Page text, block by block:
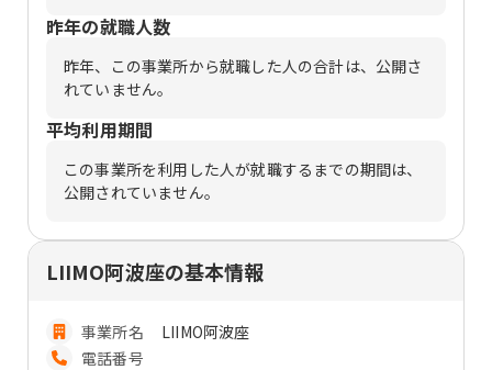
昨年の就職人数
昨年、この事業所から就職した人の合計は、公開さ
れていません。
平均利用期間
この事業所を利用した人が就職するまでの期間は、
公開されていません。
LIIMO阿波座の基本情報
事業所名
LIIMO阿波座
電話番号